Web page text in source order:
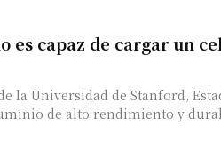
es capaz de cargar un
la Universidad de Stanford,
de alto rendimiento y